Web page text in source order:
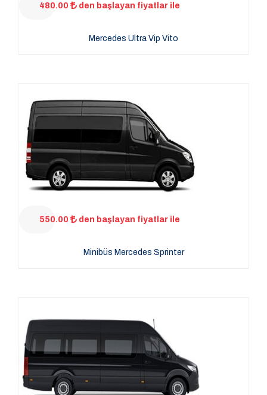
480.00 den başlayan fiyatlar ile
Mercedes Ultra Vip Vito
550.00 den başlayan fiyatlar ile
Minibüs Mercedes Sprinter